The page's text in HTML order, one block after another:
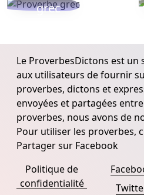
grec
Le ProverbesDictons est un
aux utilisateurs de fournir
proverbes, dictons et
envoyées et partagées
proverbes, nous avons de
Pour utiliser les proverbes,
Partager sur Facebook
Politique de
confidentialité